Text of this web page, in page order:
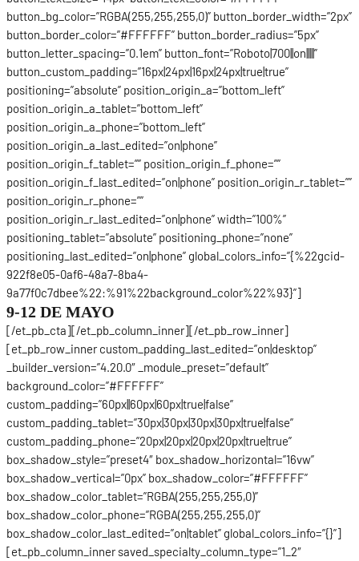
button_bg_color=”RGBA(255,255,255,0)” button_border_width=”2px”
button_border_color=”#FFFFFF” button_border_radius=”5px”
button_letter_spacing=”0.1em” button_font=”Roboto|700||on|||||”
button_custom_padding=”16px|24px|16px|24px|true|true”
positioning=”absolute” position_origin_a=”bottom_left”
position_origin_a_tablet=”bottom_left”
position_origin_a_phone=”bottom_left”
position_origin_a_last_edited=”on|phone”
position_origin_f_tablet=”” position_origin_f_phone=””
position_origin_f_last_edited=”on|phone” position_origin_r_tablet=””
position_origin_r_phone=””
position_origin_r_last_edited=”on|phone” width=”100%”
positioning_tablet=”absolute” positioning_phone=”none”
positioning_last_edited=”on|phone” global_colors_info=”{%22gcid-
922f8e05-0af6-48a7-8ba4-
9a77f0c7dbee%22:%91%22background_color%22%93}”]
9-12 DE MAYO
[/et_pb_cta][/et_pb_column_inner][/et_pb_row_inner]
[et_pb_row_inner custom_padding_last_edited=”on|desktop”
_builder_version=”4.20.0″ _module_preset=”default”
background_color=”#FFFFFF”
custom_padding=”60px||60px|60px|true|false”
custom_padding_tablet=”30px|30px|30px|30px|true|false”
custom_padding_phone=”20px|20px|20px|20px|true|true”
box_shadow_style=”preset4″ box_shadow_horizontal=”16vw”
box_shadow_vertical=”0px” box_shadow_color=”#FFFFFF”
box_shadow_color_tablet=”RGBA(255,255,255,0)”
box_shadow_color_phone=”RGBA(255,255,255,0)”
box_shadow_color_last_edited=”on|tablet” global_colors_info=”{}”]
[et_pb_column_inner saved_specialty_column_type=”1_2″